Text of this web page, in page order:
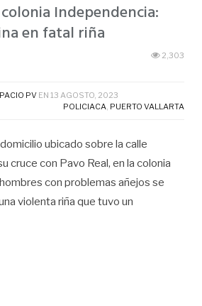
Independencia:
en fatal riña
2,303
PV EN 13 AGOSTO, 2023
POLICIACA, PUERTO VALLARTA
ubicado sobre la calle
cruce con Pavo Real, en la colonia
con problemas añejos se
violenta riña que tuvo un